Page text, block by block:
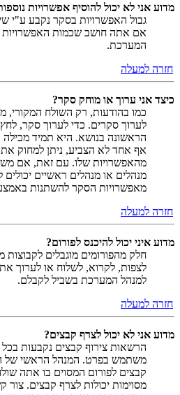
מדוע אני לא יכול להוסיף אפשרויות
גבול האפשרויות בסקר נקבע ע"י
אם אתה חושב שכמות האפשרויות
המערכת.
חזרה למעלה
כיצד אני ערוך או מוחק סקר?
כמו בהודעות, רק השולח המקורי,
לערוך סקרים. כדי לערוך סקר,
הראשונה בנושא. היא תמיד
אף אחד לא הצביע, ניתן למחוק
מהאפשרויות שלו. עם זאת, אם
מנהלים או מנהלים ראשיים
מאפשרויות הסקר להשתנות
חזרה למעלה
מדוע איני יכול להיכנס לפורום?
חלק מהפורומים מוגבלים
לצפות, לקרוא, לשלוח או לערוך
למנהל המערכת בשביל לקבלם.
חזרה למעלה
מדוע אני לא יכול לצרף קבצים?
הרשאות צירוף קבצים נקבעות
משתמש בפרט. המנהל הראשי של
קבצים לפורום המסוים בו אתה
מסוימות יכולות לצרף קבצים.